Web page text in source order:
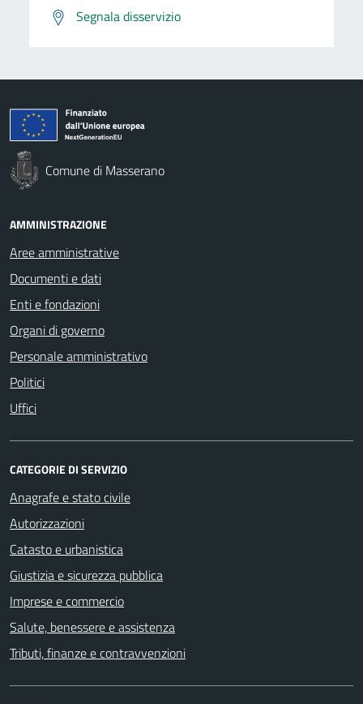
Segnala disservizio
Comune di Masserano
AMMINISTRAZIONE
Aree amministrative
Documenti e dati
Enti e fondazioni
Organi di governo
Personale amministrativo
Politici
Uffici
CATEGORIE DI SERVIZIO
Anagrafe e stato civile
Autorizzazioni
Catasto e urbanistica
Giustizia e sicurezza pubblica
Imprese e commercio
Salute, benessere e assistenza
Tributi, finanze e contravvenzioni